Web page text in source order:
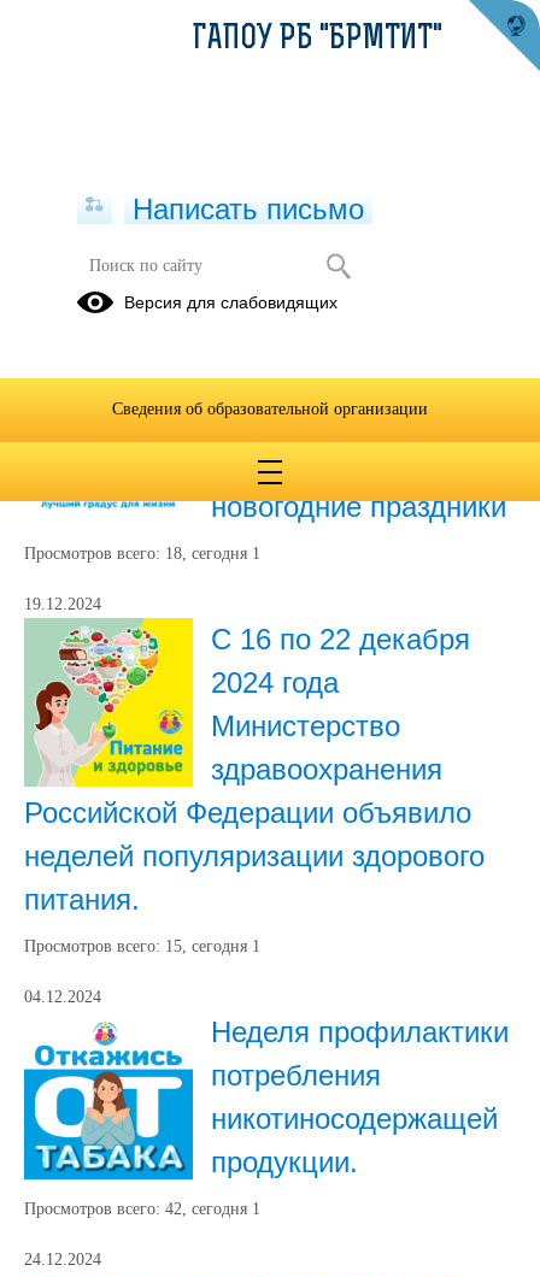
Публикации за Декабрь 2024
Неделя профилактики
злоупотребления
алкоголем в
новогодние праздники
Просмотров всего: 18, сегодня 1
19.12.2024
С 16 по 22 декабря
2024 года
Министерство
здравоохранения
Российской Федерации объявило
неделей популяризации здорового
питания.
Просмотров всего: 15, сегодня 1
04.12.2024
Неделя профилактики
потребления
никотиносодержащей
продукции.
Просмотров всего: 42, сегодня 1
24.12.2024
ГАПОУ РБ "БРМТИТ"
Написать письмо
Версия для слабовидящих
Сведения об образовательной организации